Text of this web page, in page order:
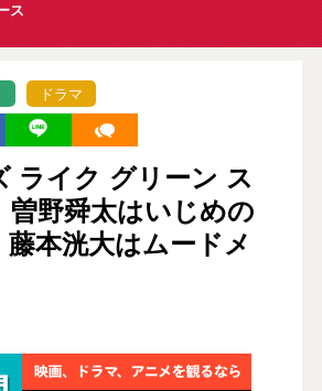
ス
ドラマ
ライク グリーン ス
曽野舜太はいじめの
藤本洸大はムードメ